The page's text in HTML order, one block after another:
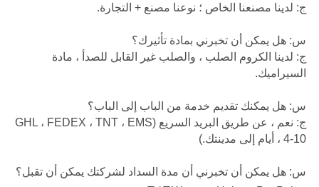
ج: لدينا مصنعنا الخاص ؛ نوعنا مصنع + التجارة.
س: هل يمكن أن تخبرني بمادة تأثيرك؟
ج: لدينا الكروم الصلب ، والصلب غير القابل للصدأ ، مادة
السيراميك.
س: هل يمكنك تقديم خدمة من الباب إلى الباب؟
ج: نعم ، عن طريق البريد السريع (GHL ، FEDEX ، TNT ، EMS
، 4-10 أيام إلى مدينتك.)
س: هل يمكن أن تخبرني أن مدة السداد لشركتك يمكن أن تقبل؟